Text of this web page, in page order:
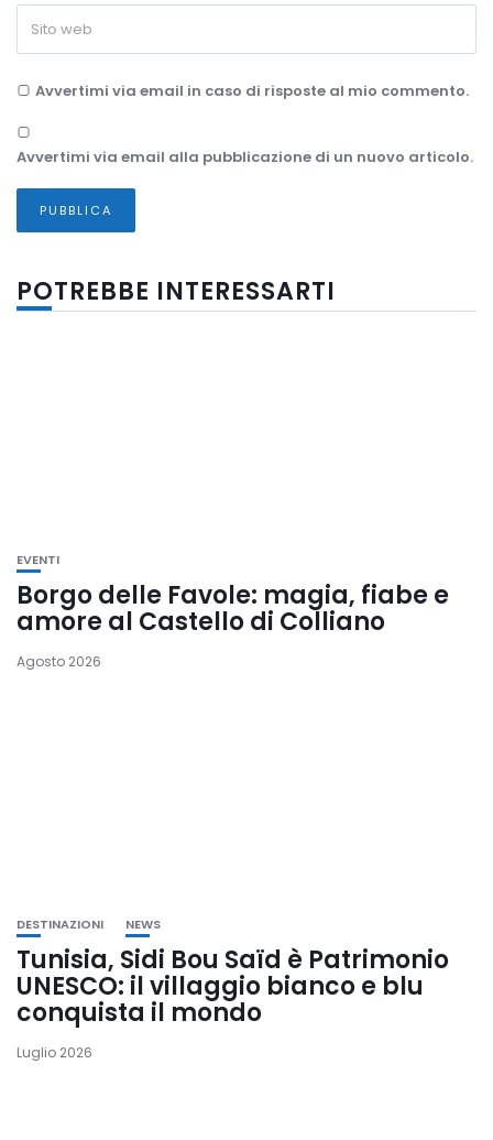
Avvertimi via email in caso di risposte al mio commento.
Avvertimi via email alla pubblicazione di un nuovo articolo.
POTREBBE INTERESSARTI
EVENTI
Borgo delle Favole: magia, fiabe e
amore al Castello di Colliano
Agosto 2026
DESTINAZIONI NEWS
Tunisia, Sidi Bou Saïd è Patrimonio
UNESCO: il villaggio bianco e blu
conquista il mondo
Luglio 2026